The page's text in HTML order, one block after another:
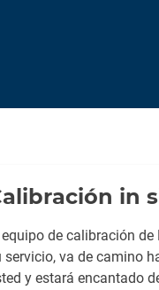
in
equipo de calibración de
servicio, va de camino
y estará encantado